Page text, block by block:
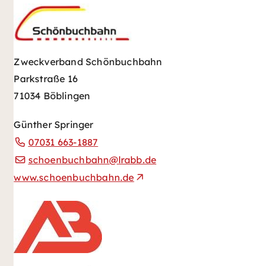
Zweckverband Schönbuchbahn
Parkstraße 16
71034 Böblingen
Günther Springer
07031 663-1887
schoenbuchbahn@lrabb.de
www.schoenbuchbahn.de